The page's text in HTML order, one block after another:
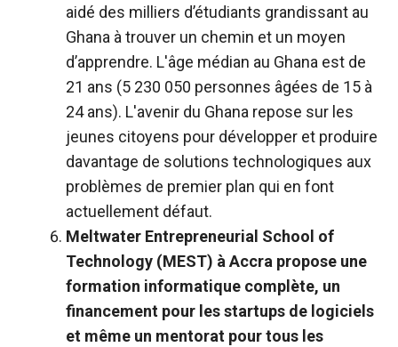
aidé des milliers d’étudiants grandissant au
Ghana à trouver un chemin et un moyen
d’apprendre. L'âge médian au Ghana est de
21 ans (5 230 050 personnes âgées de 15 à
24 ans). L'avenir du Ghana repose sur les
jeunes citoyens pour développer et produire
davantage de solutions technologiques aux
problèmes de premier plan qui en font
actuellement défaut.
Meltwater Entrepreneurial School of
Technology (MEST) à Accra propose une
formation informatique complète, un
financement pour les startups de logiciels
et même un mentorat pour tous les